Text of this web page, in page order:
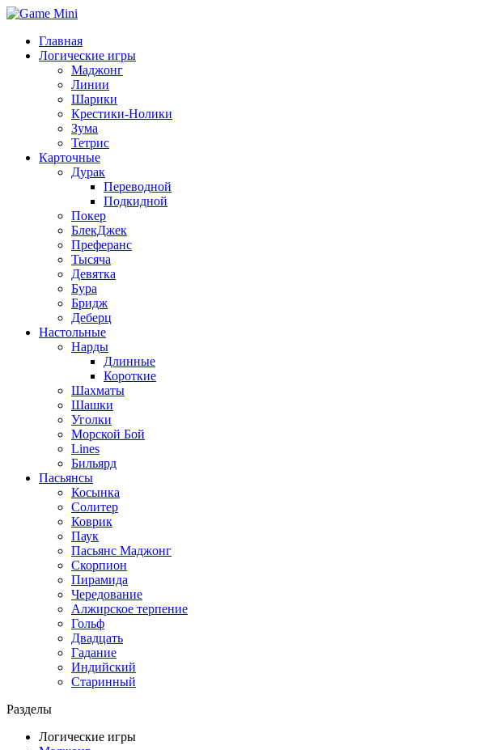
Главная
Логические игры
Маджонг
Линии
Шарики
Крестики-Нолики
Зума
Тетрис
Карточные
Дурак
Переводной
Подкидной
Покер
БлекДжек
Преферанс
Тысяча
Девятка
Бура
Бридж
Деберц
Настольные
Нарды
Длинные
Короткие
Шахматы
Шашки
Уголки
Морской Бой
Lines
Бильярд
Пасьянсы
Косынка
Солитер
Коврик
Паук
Пасьянс Маджонг
Скорпион
Пирамида
Чередование
Алжирское терпение
Гольф
Двадцать
Гадание
Индийский
Старинный
Разделы
Логические игры